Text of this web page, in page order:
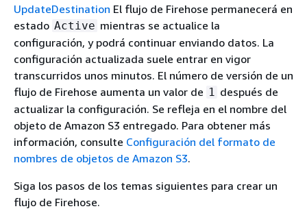
UpdateDestination El flujo de Firehose permanecerá en
estado Active mientras se actualice la
configuración, y podrá continuar enviando datos. La
configuración actualizada suele entrar en vigor
transcurridos unos minutos. El número de versión de un
flujo de Firehose aumenta un valor de 1 después de
actualizar la configuración. Se refleja en el nombre del
objeto de Amazon S3 entregado. Para obtener más
información, consulte Configuración del formato de
nombres de objetos de Amazon S3.
Siga los pasos de los temas siguientes para crear un
flujo de Firehose.